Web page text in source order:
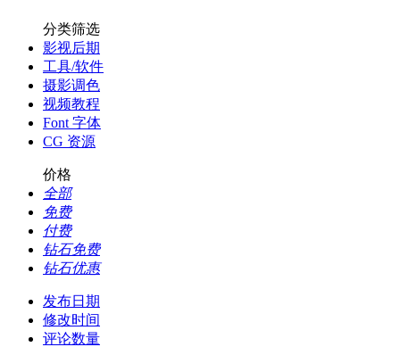
分类筛选
影视后期
工具/软件
摄影调色
视频教程
Font 字体
CG 资源
价格
全部
免费
付费
钻石免费
钻石优惠
发布日期
修改时间
评论数量